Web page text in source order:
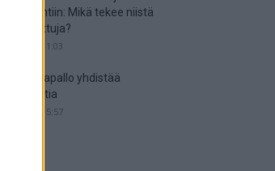
vedonlyöntiin: Mikä tekee niistä
niin suosittuja?
05.05.2025 11:03
Miten jalkapallo yhdistää
kansakuntia
25.04.2025 15:57